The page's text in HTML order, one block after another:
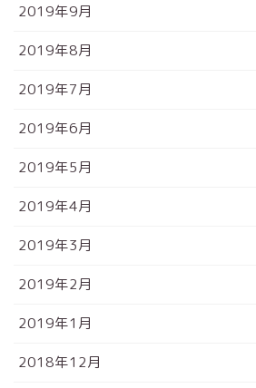
2019年9月
2019年8月
2019年7月
2019年6月
2019年5月
2019年4月
2019年3月
2019年2月
2019年1月
2018年12月